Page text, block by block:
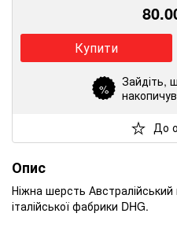
Купити
% Зайдіть,
До
Опис
Ніжна шерсть Австралійський
італійської фабрики DHG.